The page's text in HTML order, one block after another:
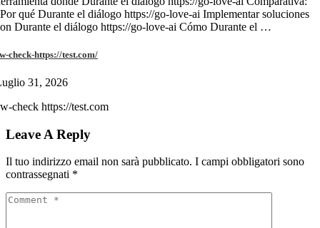
qué Durante el diálogo https://go-love-ai Implementar soluciones
Durante el diálogo https://go-love-ai Cómo Durante el …
check-https://test.com/
31, 2026
check https://test.com
Leave A Reply
Il tuo indirizzo email non sarà pubblicato. I campi obbligatori sono
contrassegnati *